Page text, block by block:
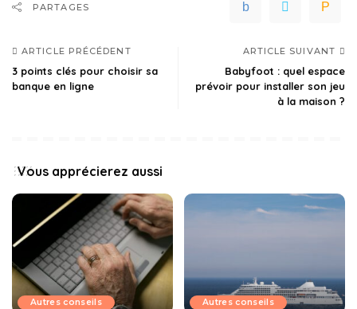
PARTAGES
ARTICLE PRÉCÉDENT
3 points clés pour choisir sa
banque en ligne
ARTICLE SUIVANT
Babyfoot : quel espace
prévoir pour installer son jeu
à la maison ?
Vous apprécierez aussi
Autres conseils Autres conseils